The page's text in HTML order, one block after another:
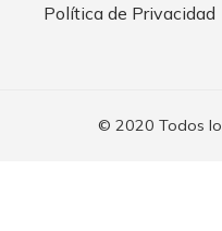
Política de Privacidad
© 2020 Todos